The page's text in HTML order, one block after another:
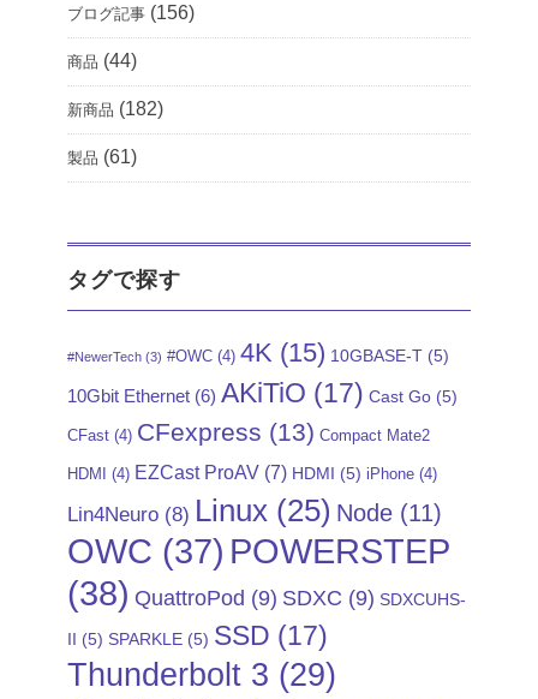
ブログ記事 (156)
商品 (44)
新商品 (182)
製品 (61)
タグで探す
#NewerTech (3) #OWC (4) 4K (15) 10GBASE-T (5)
10Gbit Ethernet (6) AKiTiO (17) Cast Go (5)
CFast (4) CFexpress (13) Compact Mate2
HDMI (4) EZCast ProAV (7) HDMI (5) iPhone (4)
Lin4Neuro (8) Linux (25) Node (11)
OWC (37) POWERSTEP
(38) QuattroPod (9) SDXC (9) SDXCUHS-
II (5) SPARKLE (5) SSD (17)
Thunderbolt 3 (29)